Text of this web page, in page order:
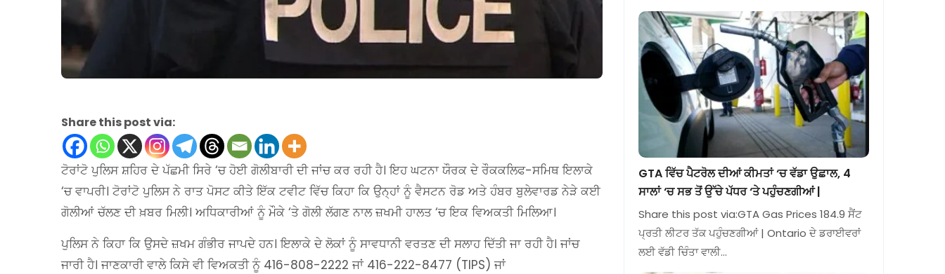
Share this post via:
ਟੋਰਾਂਟੋ ਪੁਲਿਸ ਸ਼ਹਿਰ ਦੇ ਪੱਛਮੀ ਸਿਰੇ ‘ਚ ਹੋਈ ਗੋਲੀਬਾਰੀ ਦੀ ਜਾਂਚ ਕਰ ਰਹੀ ਹੈ। ਇਹ ਘਟਨਾ ਯੌਰਕ ਦੇ ਰੌਕਕਲਿਫ-ਸਮਿਥ ਇਲਾਕੇ
‘ਚ ਵਾਪਰੀ। ਟੋਰਾਂਟੋ ਪੁਲਿਸ ਨੇ ਰਾਤ ਪੋਸਟ ਕੀਤੇ ਇੱਕ ਟਵੀਟ ਵਿੱਚ ਕਿਹਾ ਕਿ ਉਨ੍ਹਾਂ ਨੂੰ ਵੈਸਟਨ ਰੋਡ ਅਤੇ ਹੰਬਰ ਬੁਲੇਵਾਰਡ ਨੇੜੇ ਕਈ
ਗੋਲੀਆਂ ਚੱਲਣ ਦੀ ਖ਼ਬਰ ਮਿਲੀ। ਅਧਿਕਾਰੀਆਂ ਨੂੰ ਮੌਕੇ ‘ਤੇ ਗੋਲੀ ਲੱਗਣ ਨਾਲ ਜ਼ਖਮੀ ਹਾਲਤ ‘ਚ ਇਕ ਵਿਅਕਤੀ ਮਿਲਿਆ।
ਪੁਲਿਸ ਨੇ ਕਿਹਾ ਕਿ ਉਸਦੇ ਜ਼ਖਮ ਗੰਭੀਰ ਜਾਪਦੇ ਹਨ। ਇਲਾਕੇ ਦੇ ਲੋਕਾਂ ਨੂੰ ਸਾਵਧਾਨੀ ਵਰਤਣ ਦੀ ਸਲਾਹ ਦਿੱਤੀ ਜਾ ਰਹੀ ਹੈ। ਜਾਂਚ
ਜਾਰੀ ਹੈ। ਜਾਣਕਾਰੀ ਵਾਲੇ ਕਿਸੇ ਵੀ ਵਿਅਕਤੀ ਨੂੰ 416-808-2222 ਜਾਂ 416-222-8477 (TIPS) ਜਾਂ
GTA ਵਿੱਚ ਪੈਟਰੋਲ ਦੀਆਂ ਕੀਮਤਾਂ ‘ਚ ਵੱਡਾ ਉਛਾਲ, 4
ਸਾਲਾਂ ‘ਚ ਸਭ ਤੋਂ ਉੱਚੇ ਪੱਧਰ ‘ਤੇ ਪਹੁੰਚਣਗੀਆਂ |
Share this post via:GTA Gas Prices 184.9 ਸੈਂਟ
ਪ੍ਰਤੀ ਲੀਟਰ ਤੱਕ ਪਹੁੰਚਣਗੀਆਂ | Ontario ਦੇ ਡਰਾਈਵਰਾਂ
ਲਈ ਵੱਡੀ ਚਿੰਤਾ ਵਾਲੀ…